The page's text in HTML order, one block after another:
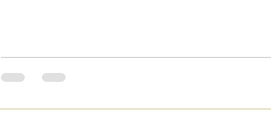
escenario donde cada artista trae su propio mun